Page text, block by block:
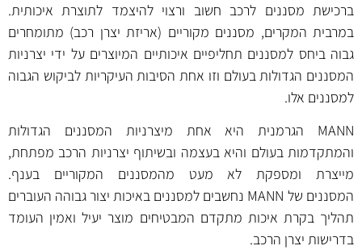
ברכישת מסננים לרכב חשוב ורצוי להיצמד לתוצרת איכותית.
במרבית המקרים, מסננים מקוריים (אריזת יצרן רכב) מתומחרים
גבוה ביחס למסננים תחליפיים איכותיים המיוצרים על ידי יצרניות
המסננים הגדולות בעולם וזו אחת הסיבות העיקריות לביקוש הגבוה
למסננים אלו.
MANN הגרמנית היא אחת מיצרניות המסננים הגדולות
והמתקדמות בעולם והיא בעצמה ובשיתוף יצרניות הרכב מפתחת,
מייצרת ומספקת לא מעט מהמסננים המקוריים בענף.
המסננים של MANN נחשבים למסננים באיכות יצור גבוהה העוברים
תהליך בקרת איכות מתקדם המבטיחים מוצר יעיל ואמין העומד
בדרישות יצרן הרכב.